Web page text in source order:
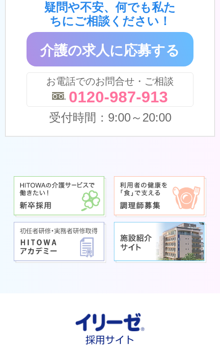
疑問や不安、何でも私た
ちにご相談ください！
介護の求人に応募する
お電話でのお問合せ・ご相談
0120-987-913
受付時間：9:00～20:00
採用サイト